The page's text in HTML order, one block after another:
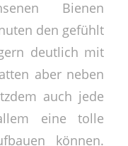
Bienen
den gefühlt
deutlich mit
aber neben
auch jede
eine tolle
können.